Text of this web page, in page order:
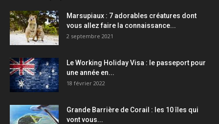
Marsupiaux : 7 adorables créatures dont
vous allez faire la connaissance...
2 septembre 2021
Le Working Holiday Visa : le passeport pour
une année en...
18 février 2022
Grande Barrière de Corail : les 10 îles qui
vont vous...